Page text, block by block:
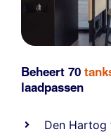
Beheert 70
laadpassen
Den Hartog